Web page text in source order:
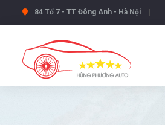
84 Tổ 7 - TT Đông Anh - Hà Nội